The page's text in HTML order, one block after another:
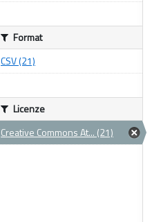
Format
CSV (21)
Licenze
Creative Commons At... (21)